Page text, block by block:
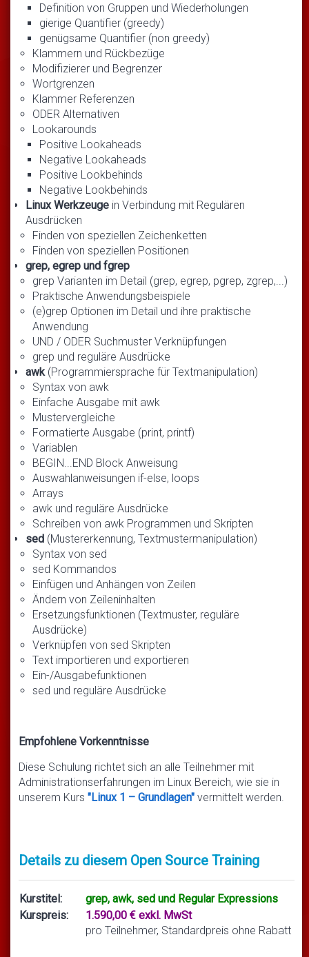
Definition von Gruppen und Wiederholungen
gierige Quantifier (greedy)
genügsame Quantifier (non greedy)
Klammern und Rückbezüge
Modifizierer und Begrenzer
Wortgrenzen
Klammer Referenzen
ODER Alternativen
Lookarounds
Positive Lookaheads
Negative Lookaheads
Positive Lookbehinds
Negative Lookbehinds
Linux Werkzeuge in Verbindung mit Regulären
Ausdrücken
Finden von speziellen Zeichenketten
Finden von speziellen Positionen
grep, egrep und fgrep
grep Varianten im Detail (grep, egrep, pgrep, zgrep,...)
Praktische Anwendungsbeispiele
(e)grep Optionen im Detail und ihre praktische
Anwendung
UND / ODER Suchmuster Verknüpfungen
grep und reguläre Ausdrücke
awk(Programmiersprache für Textmanipulation)
Syntax von awk
Einfache Ausgabe mit awk
Mustervergleiche
Formatierte Ausgabe (print, printf)
Variablen
BEGIN...END Block Anweisung
Auswahlanweisungen if-else, loops
Arrays
awk und reguläre Ausdrücke
Schreiben von awk Programmen und Skripten
sed (Mustererkennung, Textmustermanipulation)
Syntax von sed
sed Kommandos
Einfügen und Anhängen von Zeilen
Ändern von Zeileninhalten
Ersetzungsfunktionen (Textmuster, reguläre
Ausdrücke)
Verknüpfen von sed Skripten
Text importieren und exportieren
Ein-/Ausgabefunktionen
sed und reguläre Ausdrücke
Empfohlene Vorkenntnisse
Diese Schulung richtet sich an alle Teilnehmer mit
Administrationserfahrungen im Linux Bereich, wie sie in
unserem Kurs "Linux 1 – Grundlagen" vermittelt werden.
Details zu diesem Open Source Training
Kurstitel:
grep, awk, sed und Regular Expressions
Kurspreis:
1.590,00 € exkl. MwSt
pro Teilnehmer, Standardpreis ohne Rabatt